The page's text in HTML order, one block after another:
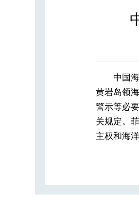
中国
黄岩岛领
警示等必
关规定。
主权和海洋